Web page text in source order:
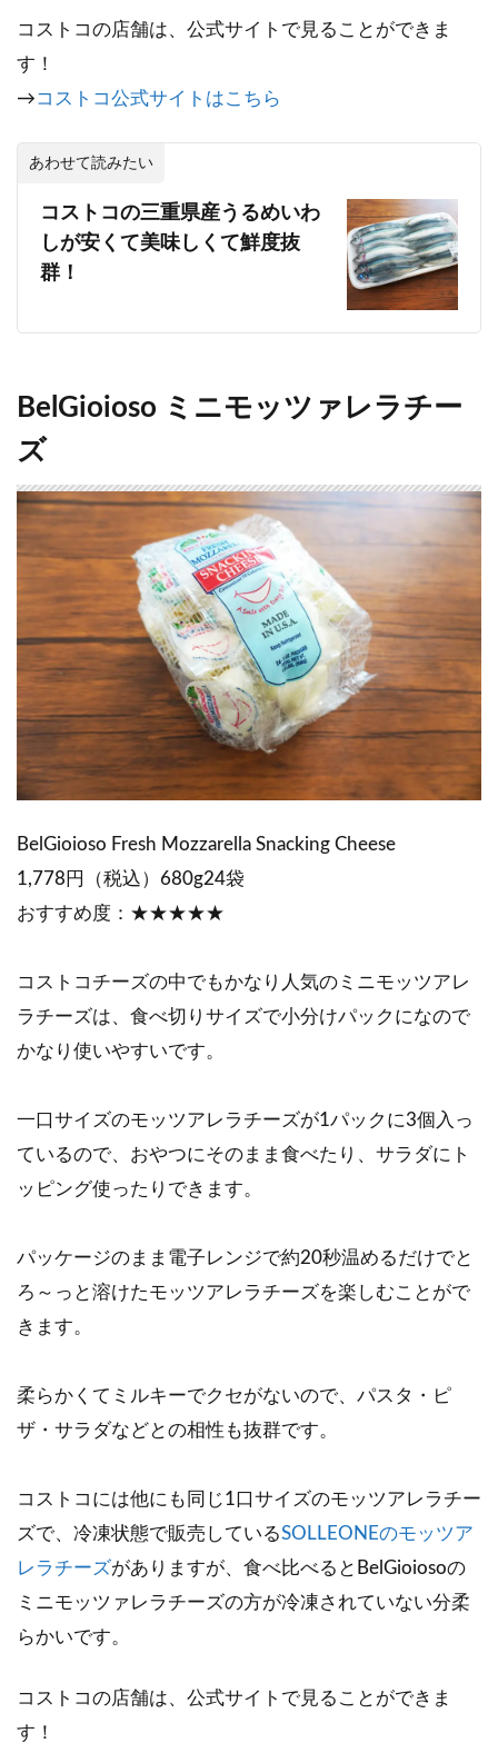
コストコの店舗は、公式サイトで見ることができま
す！
→コストコ公式サイトはこちら
あわせて読みたい
コストコの三重県産うるめいわ
しが安くて美味しくて鮮度抜
群！
BelGioioso ミニモッツァレラチー
ズ
BelGioioso Fresh Mozzarella Snacking Cheese
1,778円（税込）680g24袋
おすすめ度：★★★★★
コストコチーズの中でもかなり人気のミニモッツアレ
ラチーズは、食べ切りサイズで小分けパックになので
かなり使いやすいです。
一口サイズのモッツアレラチーズが1パックに3個入っ
ているので、おやつにそのまま食べたり、サラダにト
ッピング使ったりできます。
パッケージのまま電子レンジで約20秒温めるだけでと
ろ～っと溶けたモッツアレラチーズを楽しむことがで
きます。
柔らかくてミルキーでクセがないので、パスタ・ピ
ザ・サラダなどとの相性も抜群です。
コストコには他にも同じ1口サイズのモッツアレラチー
ズで、冷凍状態で販売しているSOLLEONEのモッツア
レラチーズがありますが、食べ比べるとBelGioiosoの
ミニモッツァレラチーズの方が冷凍されていない分柔
らかいです。
コストコの店舗は、公式サイトで見ることができま
す！